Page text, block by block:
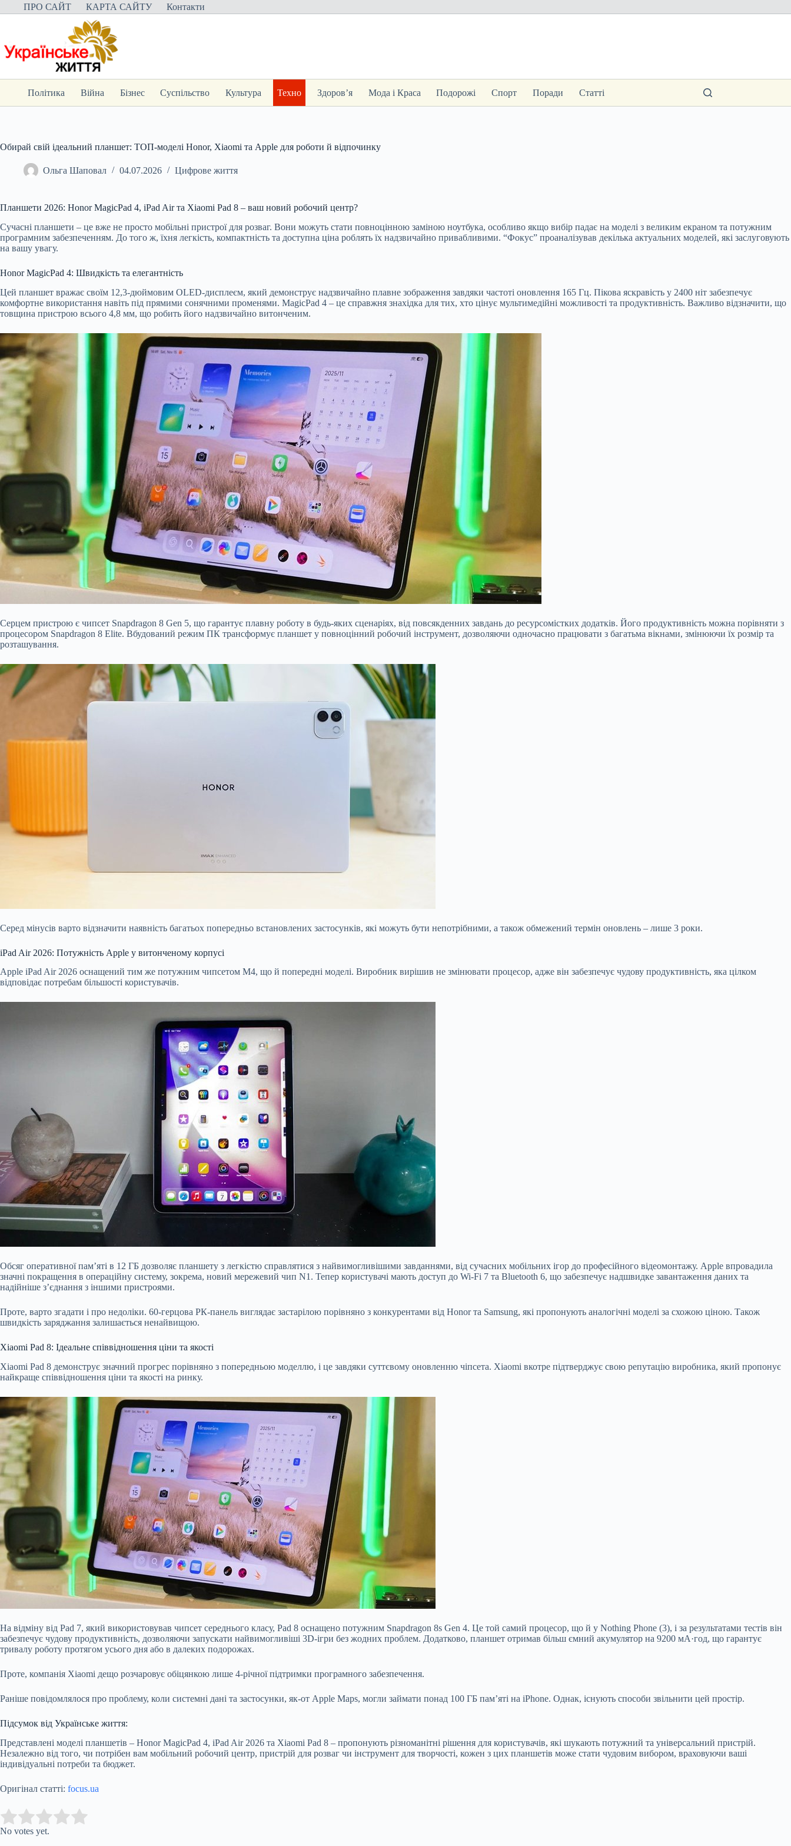
Перейти
до
ПРО САЙТ КАРТА САЙТУ Контакти
Політика Війна Бізнес Суспільство Культура Техно Здоров’я Мода і Краса Подорожі Спорт Поради Статті
Обирай свій ідеальний планшет: ТОП-моделі Honor, Xiaomi та Apple для роботи й відпочинку
Ольга Шаповал 04.07.2026 Цифрове життя
Планшети 2026: Honor MagicPad 4, iPad Air та Xiaomi Pad 8 – ваш новий робочий центр?
Сучасні планшети – це вже не просто мобільні пристрої для розваг. Вони можуть стати повноцінною заміною ноутбука, особливо якщо вибір падає на моделі з великим екраном та потужним
програмним забезпеченням. До того ж, їхня легкість, компактність та доступна ціна роблять їх надзвичайно привабливими. “Фокус” проаналізував декілька актуальних моделей, які заслуговують
на вашу увагу.
Honor MagicPad 4: Швидкість та елегантність
Цей планшет вражає своїм 12,3-дюймовим OLED-дисплеєм, який демонструє надзвичайно плавне зображення завдяки частоті оновлення 165 Гц. Пікова яскравість у 2400 ніт забезпечує
комфортне використання навіть під прямими сонячними променями. MagicPad 4 – це справжня знахідка для тих, хто цінує мультимедійні можливості та продуктивність. Важливо відзначити, що
товщина пристрою всього 4,8 мм, що робить його надзвичайно витонченим.
Серцем пристрою є чипсет Snapdragon 8 Gen 5, що гарантує плавну роботу в будь-яких сценаріях, від повсякденних завдань до ресурсомістких додатків. Його продуктивність можна порівняти з
процесором Snapdragon 8 Elite. Вбудований режим ПК трансформує планшет у повноцінний робочий інструмент, дозволяючи одночасно працювати з багатьма вікнами, змінюючи їх розмір та
розташування.
Серед мінусів варто відзначити наявність багатьох попередньо встановлених застосунків, які можуть бути непотрібними, а також обмежений термін оновлень – лише 3 роки.
iPad Air 2026: Потужність Apple у витонченому корпусі
Apple iPad Air 2026 оснащений тим же потужним чипсетом M4, що й попередні моделі. Виробник вирішив не змінювати процесор, адже він забезпечує чудову продуктивність, яка цілком
відповідає потребам більшості користувачів.
Обсяг оперативної пам’яті в 12 ГБ дозволяє планшету з легкістю справлятися з найвимогливішими завданнями, від сучасних мобільних ігор до професійного відеомонтажу. Apple впровадила
значні покращення в операційну систему, зокрема, новий мережевий чип N1. Тепер користувачі мають доступ до Wi-Fi 7 та Bluetooth 6, що забезпечує надшвидке завантаження даних та
надійніше з’єднання з іншими пристроями.
Проте, варто згадати і про недоліки. 60-герцова РК-панель виглядає застарілою порівняно з конкурентами від Honor та Samsung, які пропонують аналогічні моделі за схожою ціною. Також
швидкість заряджання залишається ненайвищою.
Xiaomi Pad 8: Ідеальне співвідношення ціни та якості
Xiaomi Pad 8 демонструє значний прогрес порівняно з попередньою моделлю, і це завдяки суттєвому оновленню чіпсета. Xiaomi вкотре підтверджує свою репутацію виробника, який пропонує
найкраще співвідношення ціни та якості на ринку.
На відміну від Pad 7, який використовував чипсет середнього класу, Pad 8 оснащено потужним Snapdragon 8s Gen 4. Це той самий процесор, що й у Nothing Phone (3), і за результатами тестів він
забезпечує чудову продуктивність, дозволяючи запускати найвимогливіші 3D-ігри без жодних проблем. Додатково, планшет отримав більш ємний акумулятор на 9200 мА·год, що гарантує
тривалу роботу протягом усього дня або в далеких подорожах.
Проте, компанія Xiaomi дещо розчаровує обіцянкою лише 4-річної підтримки програмного забезпечення.
Раніше повідомлялося про проблему, коли системні дані та застосунки, як-от Apple Maps, могли займати понад 100 ГБ пам’яті на iPhone. Однак, існують способи звільнити цей простір.
Підсумок від Українське життя:
Представлені моделі планшетів – Honor MagicPad 4, iPad Air 2026 та Xiaomi Pad 8 – пропонують різноманітні рішення для користувачів, які шукають потужний та універсальний пристрій.
Незалежно від того, чи потрібен вам мобільний робочий центр, пристрій для розваг чи інструмент для творчості, кожен з цих планшетів може стати чудовим вибором, враховуючи ваші
індивідуальні потреби та бюджет.
Оригінал статті: focus.ua
Rate this item:
No votes yet.